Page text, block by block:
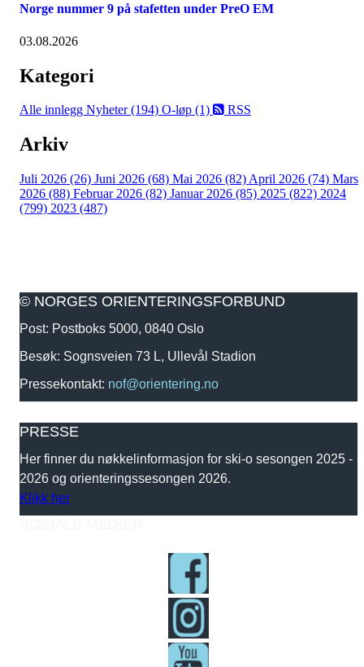
Norge nummer 9 på stafetten under PreO EM
03.08.2026
Kategori
Alle innlegg Nyheter (194) O-løp (1) RSS
Arkiv
Juli 2026 (26) Juni 2026 (68) Mai 2026 (82) April 2026 (74) Mars
2026 (88) Februar 2026 (82) Januar 2026 (85) 2025 (822) 2024
(799) 2023 (487)
© NORGES ORIENTERINGSFORBUND
Post: Postboks 5000, 0840 Oslo
Besøk: Sognsveien 73 L, Ullevål Stadion
Pressekontakt: nof@orientering.no
PRESSE
Her finner du nøkkelinformasjon for ski-o sesongen 2025 -
2026 og orienteringssesongen 2026.
Klikk her